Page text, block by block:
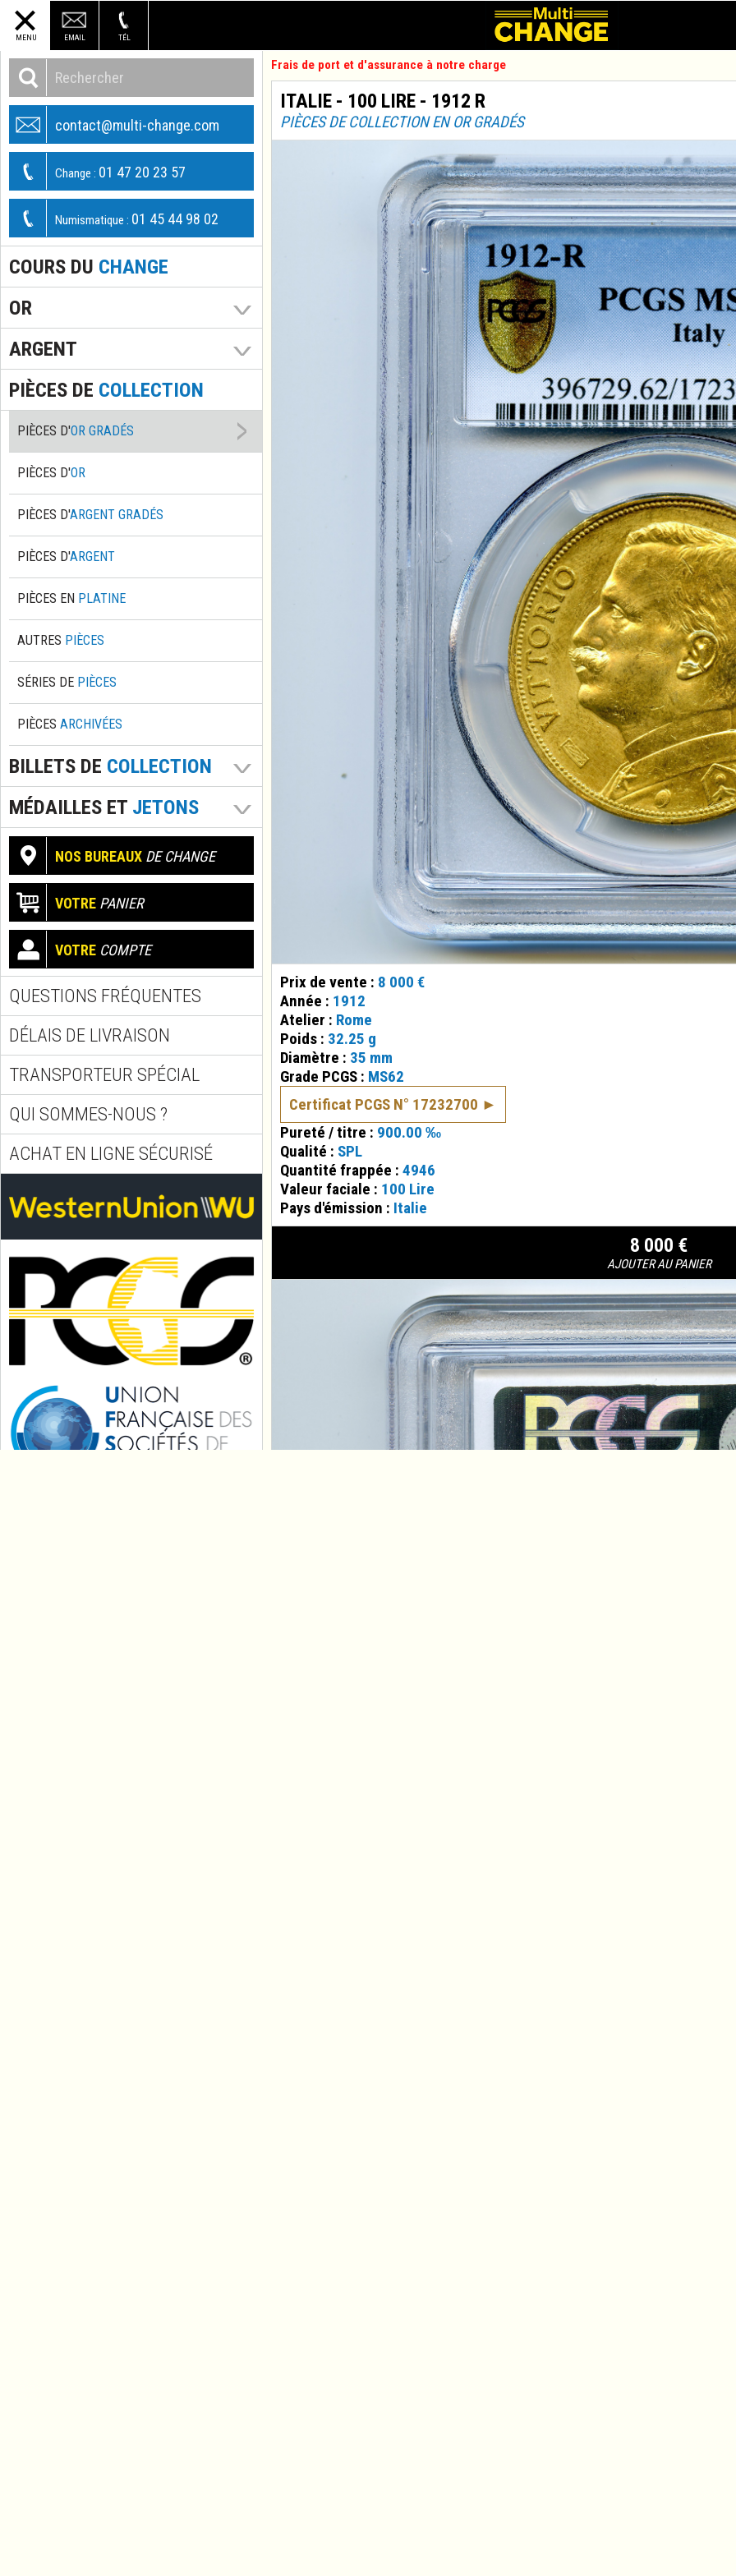
MENU EMAIL TÉL
contact@multi-change.com
Change : 01 47 20 23 57
Numismatique : 01 45 44 98 02
COURS DU CHANGE
OR
ARGENT
PIÈCES DE COLLECTION
PIÈCES D'OR GRADÉS
PIÈCES D'OR
PIÈCES D'ARGENT GRADÉS
PIÈCES D'ARGENT
PIÈCES EN PLATINE
AUTRES PIÈCES
SÉRIES DE PIÈCES
PIÈCES ARCHIVÉES
BILLETS DE COLLECTION
MÉDAILLES ET JETONS
NOS BUREAUX DE CHANGE
VOTRE PANIER
VOTRE COMPTE
QUESTIONS FRÉQUENTES
DÉLAIS DE LIVRAISON
TRANSPORTEUR SPÉCIAL
QUI SOMMES-NOUS ?
ACHAT EN LIGNE SÉCURISÉ
Frais de port et d'assurance à notre charge
ITALIE - 100 LIRE - 1912 R
PIÈCES DE COLLECTION EN OR GRADÉS
Prix de vente : 8 000 €
Année : 1912
Atelier : Rome
Poids : 32.25 g
Diamètre : 35 mm
Grade PCGS : MS62
Certificat PCGS N° 17232700
Pureté / titre : 900.00 ‰
Qualité : SPL
Quantité frappée : 4946
Valeur faciale : 100 Lire
Pays d'émission : Italie
8 000 €
AJOUTER AU PANIER